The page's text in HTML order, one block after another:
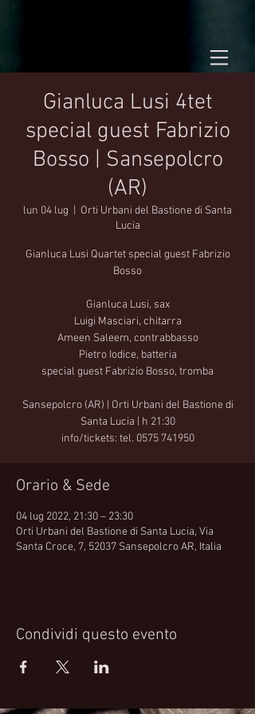
Gianluca Lusi 4tet
special guest Fabrizio
Bosso | Sansepolcro
(AR)
lun 04 lug
Orti Urbani del Bastione di Santa
Lucia
Gianluca Lusi Quartet special guest Fabrizio
Bosso
Gianluca Lusi, sax
Luigi Masciari, chitarra
Ameen Saleem, contrabbasso
Pietro Iodice, batteria
special guest Fabrizio Bosso, tromba
Sansepolcro (AR) | Orti Urbani del Bastione di
Santa Lucia | h 21:30
info/tickets: tel. 0575 741950
Orario & Sede
04 lug 2022, 21:30 – 23:30
Orti Urbani del Bastione di Santa Lucia, Via
Santa Croce, 7, 52037 Sansepolcro AR, Italia
Condividi questo evento